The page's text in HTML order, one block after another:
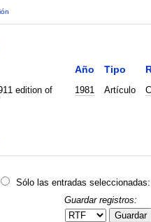
Año Tipo
edition of
1981 Artículo
Sólo las entradas seleccionadas:
Guardar registros:
Guardar